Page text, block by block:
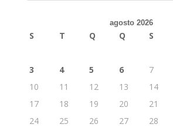
agosto 2026
S T Q Q S
3
4 5 6 7
10
11 12 13 14
17
18 19 20 21
24
25 26 27 28